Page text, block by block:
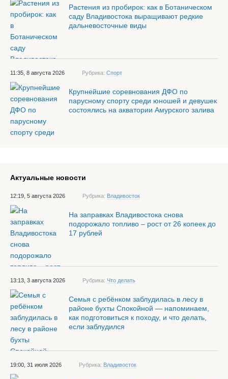
Растения из пробирок: как в Ботаническом
саду Владивостока выращивают редкие
дальневосточные виды
11:35, 8 августа 2026 Рубрика: Спорт
Крупнейшие соревнования ДФО по
парусному спорту среди юношей и девушек
состоялись на акватории Амурского залива
Актуальные новости
12:19, 5 августа 2026 Рубрика: Владивосток
На заправках Владивостока снова
подорожало топливо – рост от 26 копеек до
17 рублей
13:13, 3 августа 2026 Рубрика: Что делать
Семья с ребёнком заблудилась в лесу в
районе бухты Спокойной — напоминаем,
как подготовиться к походу, и что делать,
если заблудился
19:00, 31 июля 2026 Рубрика: Владивосток